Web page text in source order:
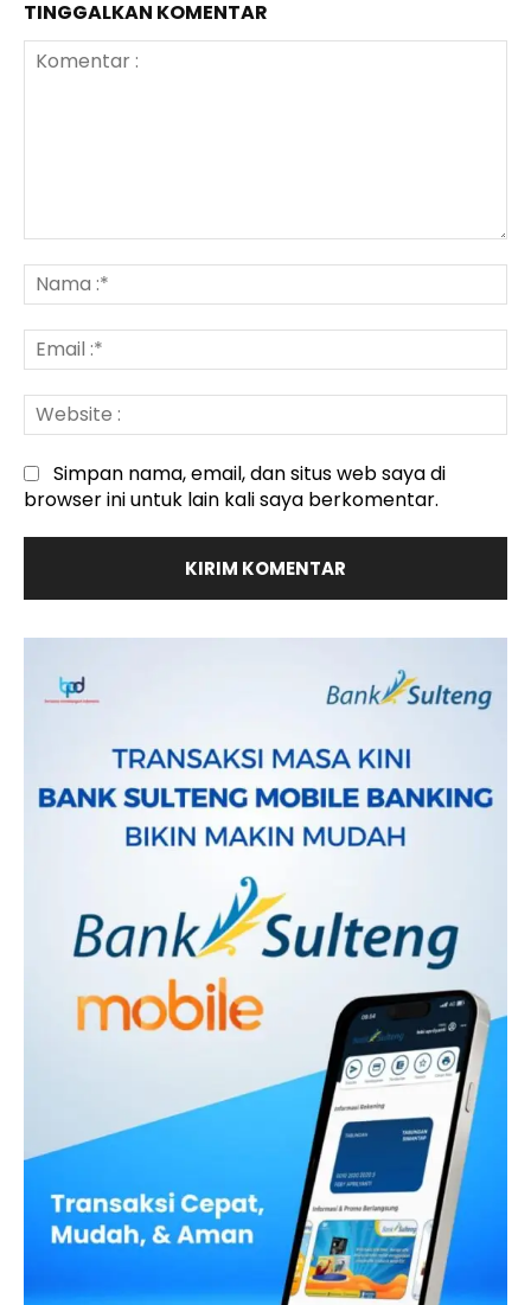
TINGGALKAN KOMENTAR
:*
:*
:
Simpan nama, email, dan situs web saya di
browser ini untuk lain kali saya berkomentar.